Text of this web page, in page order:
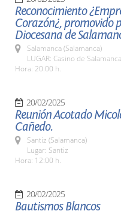
Reconocimiento
Corazón¿, promovido
Diocesana de
Salamanca (Salamanca)
LUGAR: Casino de Salamanca
Hora: 20:00 h.
20/02/2025
Reunión Acotado
Cañedo.
Santiz (Salamanca)
Lugar: Santiz
Hora: 12:00 h.
20/02/2025
Bautismos Blancos